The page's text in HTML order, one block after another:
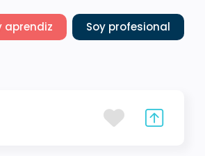
aprendiz Soy profesional